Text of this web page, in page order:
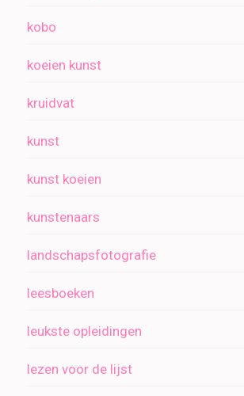
kobo
koeien kunst
kruidvat
kunst
kunst koeien
kunstenaars
landschapsfotografie
leesboeken
leukste opleidingen
lezen voor de lijst